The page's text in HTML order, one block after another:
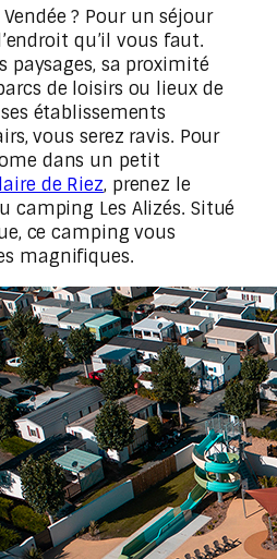
? Pour un séjour
qu’il vous faut.
paysages, sa proximité
de loisirs ou lieux de
établissements
vous serez ravis. Pour
dans un petit
de Riez, prenez le
camping Les Alizés. Situé
ce camping vous
magnifiques.